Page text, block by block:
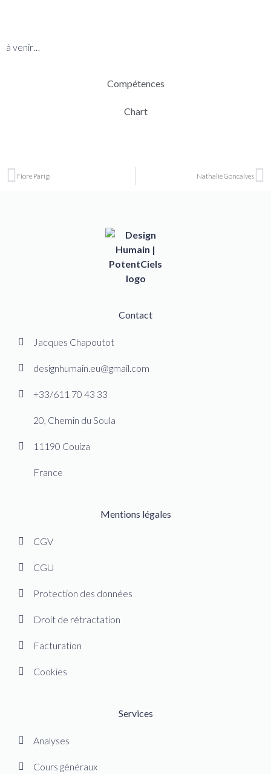
Compétences
Chart
à venir…
Fiore Parigi Nathalie Goncalves
Contact
Jacques Chapoutot
designhumain.eu@gmail.com
+33/611 70 43 33
20, Chemin du Soula
11190 Couiza
France
Mentions légales
CGV
CGU
Protection des données
Droit de rétractation
Facturation
Cookies
Services
Analyses
Cours généraux